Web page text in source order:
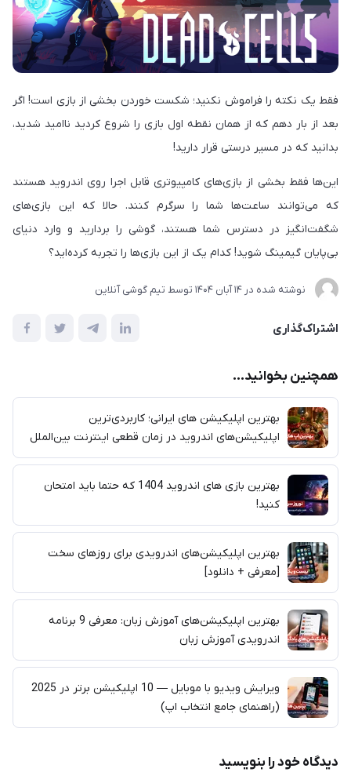
فقط یک نکته را فراموش نکنید؛ شکست خوردن بخشی از بازی است! اگر
بعد از بار دهم که از همان نقطه اول بازی را شروع کردید ناامید شدید،
بدانید که در مسیر درستی قرار دارید!
این‌ها فقط بخشی از بازی‌های کامپیوتری قابل اجرا روی اندروید هستند
که می‌توانند ساعت‌ها شما را سرگرم کنند. حالا که این بازی‌های
شگفت‌انگیز در دسترس شما هستند، گوشی را بردارید و وارد دنیای
بی‌پایان گیمینگ شوید! کدام یک از این بازی‌ها را تجربه کرده‌اید؟
نوشته شده در 14 آبان 1404 توسط تیم گوشی آنلاین
اشتراک‌گذاری
همچنین بخوانید...
بهترین اپلیکیشن های ایرانی؛ کاربردی‌ترین
اپلیکیشن‌های اندروید در زمان قطعی اینترنت بین‌الملل
بهترین بازی‌ های اندروید 1404 که حتما باید امتحان
کنید!
بهترین اپلیکیشن‌های اندرویدی برای روزهای سخت
[معرفی + دانلود]
بهترین اپلیکیشن‌های آموزش زبان: معرفی 9 برنامه
اندرویدی آموزش زبان
ویرایش ویدیو با موبایل — 10 اپلیکیشن برتر در 2025
(راهنمای جامع انتخاب اپ)
دیدگاه خود را بنویسید